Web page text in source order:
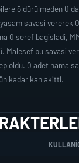
öldürülmeden 0
savasi vererek
0 seref bagisladi,
Malesef bu savasi
oldu. 0 adet nama
kadar kan akitti.